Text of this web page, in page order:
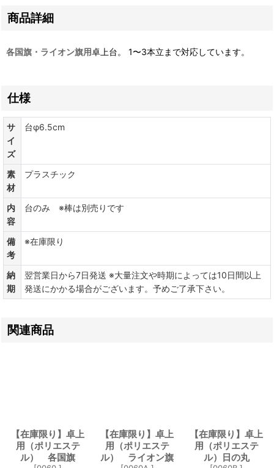
商品詳細
各国旗・ライオン旗用卓上台。 1〜3本立まで対応しています。
仕様
サ
イ
ズ
台φ6.5cm
素
材
プラスチック
内
容
台のみ ※棒は別売りです
備
考
※在庫限り
納
期
翌営業日から7日発送 ※大量注文や時期によっては10日間以上
発送にかかる場合がございます。予めご了承下さい。
関連商品
【在庫限り】卓上
用（ポリエステ
ル） 各国旗
【在庫限り】卓上
用（ポリエステ
ル） ライオン旗
【在庫限り】卓上
用（ポリエステ
ル）日の丸